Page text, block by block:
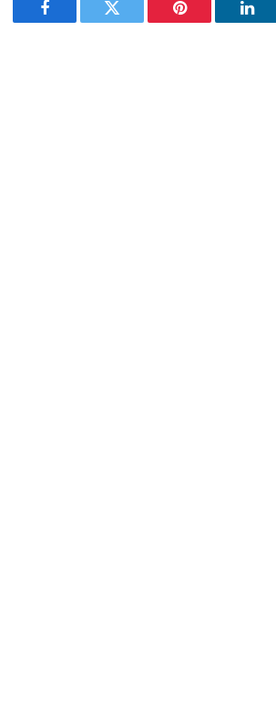
Facebook Twitter Pinterest
O